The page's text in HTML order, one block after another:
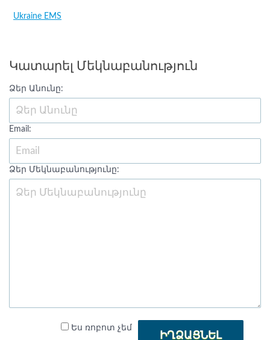
Ukraine EMS
Կատարել Մեկնաբանություն
Ձեր Անունը:
Email:
Ձեր Մեկնաբանությունը:
Ես ռոբոտ չեմ
ԻՂՁԱՑՆԵԼ